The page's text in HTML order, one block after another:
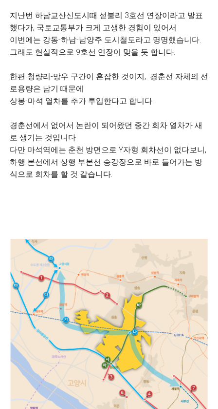
지난번 하남교산신도시때 섣불리 3호선 연장이라고 발표
했다가, 국토교통부가 크게 고생한 경험이 있어서
이번에는 강동-하남-남양주 도시철도라고 명명했습니다.
그래도 현실적으로 9호선 연장이 맞을 듯 합니다.
한편 청량리-망우 구간이 혼잡한 것이지, 경춘선 자체의 선
로용량은 남기 때문에
상봉-마석 열차를 추가 투입한다고 합니다.
경춘선에서 없어서 논란이 되어왔던 중간 회차 열차가 새
로 생기는 것입니다.
다만 마석역에는 춘천 방면으로 Y자형 회차선이 없다보니,
하행 본선에서 상행 부본선 승강장으로 바로 들어가는 방
식으로 회차를 할 것 같습니다.